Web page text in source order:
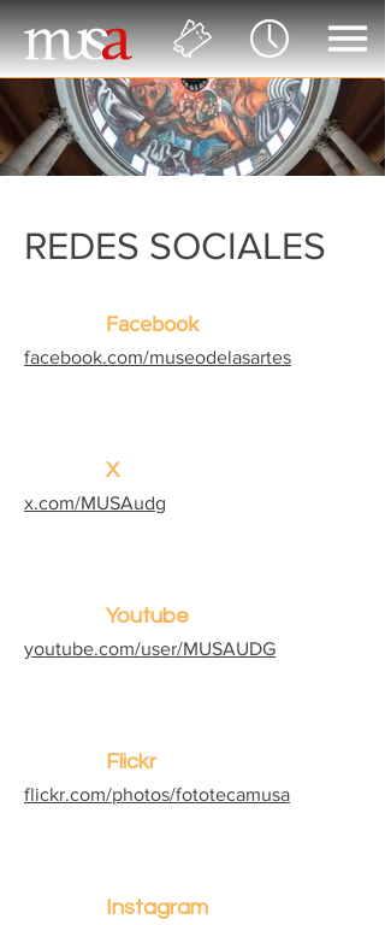
REDES SOCIALES
Facebook
facebook.com/museodelasartes
X
x.com/MUSAudg
Youtube
youtube.com/user/MUSAUDG
Flickr
flickr.com/photos/fototecamusa
Instagram